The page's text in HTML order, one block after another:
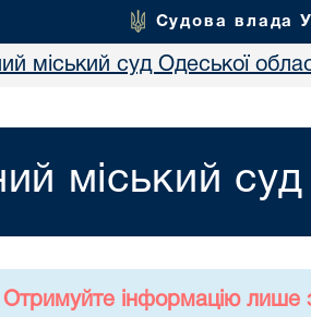
Судова влада
міський суд Одеської
міський
Отримуйте інформацію лише